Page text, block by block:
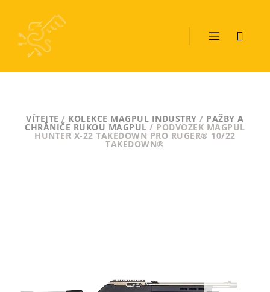
VÍTEJTE / KOLEKCE MAGPUL INDUSTRY / PAŽBY A
CHRÁNIČE RUKOU MAGPUL / PODVOZEK MAGPUL
HUNTER X-22 TAKEDOWN PRO RUGER® 10/22
TAKEDOWN®